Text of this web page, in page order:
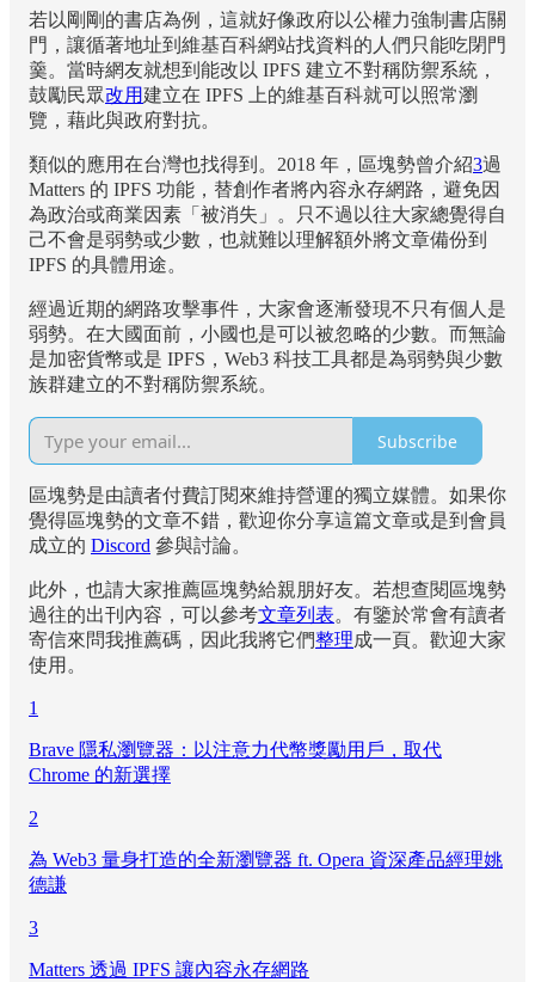
若以剛剛的書店為例，這就好像政府以公權力強制書店關
門，讓循著地址到維基百科網站找資料的人們只能吃閉門
羹。當時網友就想到能改以 IPFS 建立不對稱防禦系統，
鼓勵民眾改用建立在 IPFS 上的維基百科就可以照常瀏
覽，藉此與政府對抗。
類似的應用在台灣也找得到。2018 年，區塊勢曾介紹3過
Matters 的 IPFS 功能，替創作者將內容永存網路，避免因
為政治或商業因素「被消失」。只不過以往大家總覺得自
己不會是弱勢或少數，也就難以理解額外將文章備份到
IPFS 的具體用途。
經過近期的網路攻擊事件，大家會逐漸發現不只有個人是
弱勢。在大國面前，小國也是可以被忽略的少數。而無論
是加密貨幣或是 IPFS，Web3 科技工具都是為弱勢與少數
族群建立的不對稱防禦系統。
Subscribe
區塊勢是由讀者付費訂閱來維持營運的獨立媒體。如果你
覺得區塊勢的文章不錯，歡迎你分享這篇文章或是到會員
成立的 Discord 參與討論。
此外，也請大家推薦區塊勢給親朋好友。若想查閱區塊勢
過往的出刊內容，可以參考文章列表。有鑒於常會有讀者
寄信來問我推薦碼，因此我將它們整理成一頁。歡迎大家
使用。
1
Brave 隱私瀏覽器：以注意力代幣獎勵用戶，取代
Chrome 的新選擇
2
為 Web3 量身打造的全新瀏覽器 ft. Opera 資深產品經理姚
德謙
3
Matters 透過 IPFS 讓內容永存網路